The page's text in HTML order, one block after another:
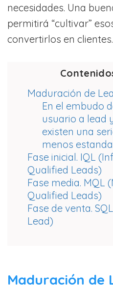
necesidades. Una
permitirá “cultivar”
convertirlos en clientes.
Maduración de
En el embudo
usuario a lead
existen una
menos
Fase inicial. IQL
Qualified Leads)
Fase media. MQL
Qualified Leads)
Fase de venta.
Lead)
Maduración de